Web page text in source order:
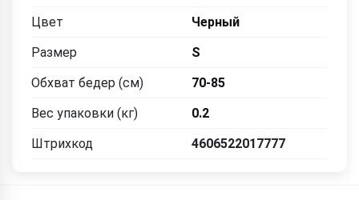
Цвет
Черный
Размер
S
Обхват бедер (см)
70-85
Вес упаковки (кг)
0.2
Штрихкод
4606522017777